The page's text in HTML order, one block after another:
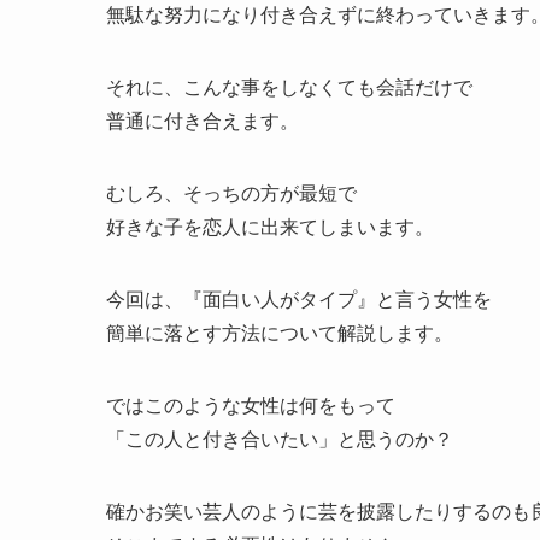
無駄な努力になり付き合えずに終わっていきます。
それに、こんな事をしなくても会話だけで
普通に付き合えます。
むしろ、そっちの方が最短で
好きな子を恋人に出来てしまいます。
今回は、『面白い人がタイプ』と言う女性を
簡単に落とす方法について解説します。
ではこのような女性は何をもって
「この人と付き合いたい」と思うのか？
確かお笑い芸人のように芸を披露したりするのも